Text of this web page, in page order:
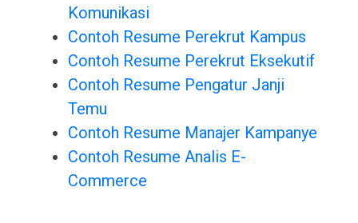
Komunikasi
Contoh Resume Perekrut Kampus
Contoh Resume Perekrut Eksekutif
Contoh Resume Pengatur Janji
Temu
Contoh Resume Manajer Kampanye
Contoh Resume Analis E-
Commerce